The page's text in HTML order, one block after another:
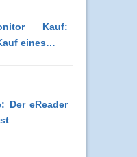
Kauf:
eines…
Der eReader